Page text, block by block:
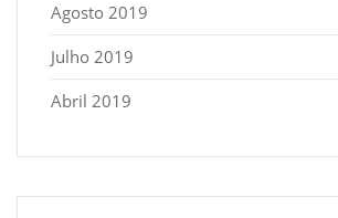
Agosto 2019
Julho 2019
Abril 2019